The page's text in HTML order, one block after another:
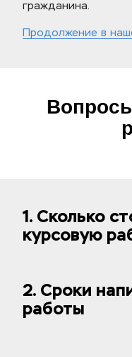
гражданина.
Продолжение в
1. Сколько
курсовую
2. Сроки
работы